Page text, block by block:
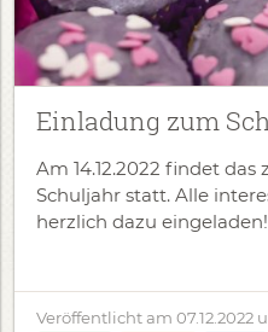
Einladung zum
Am 14.12.2022 findet das
Schuljahr statt. Alle
herzlich dazu eingeladen!
Veröffentlicht am 07.12.2022